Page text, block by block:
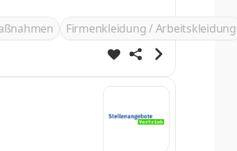
Firmenkleidung / Arbeitskleidung